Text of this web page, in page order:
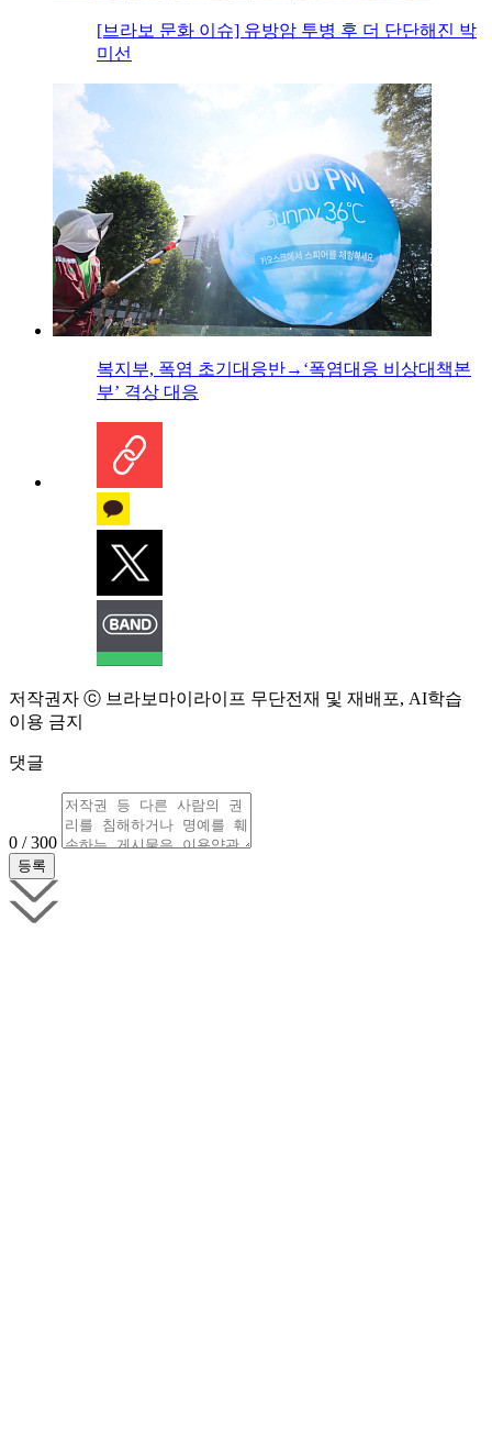
[브라보 문화 이슈] 유방암 투병 후 더 단단해진 박
미선
복지부, 폭염 초기대응반→‘폭염대응 비상대책본
부’ 격상 대응
저작권자 ⓒ 브라보마이라이프 무단전재 및 재배포, AI학습
이용 금지
댓글
0 / 300